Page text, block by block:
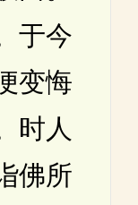
于今
变悔
时人
佛所